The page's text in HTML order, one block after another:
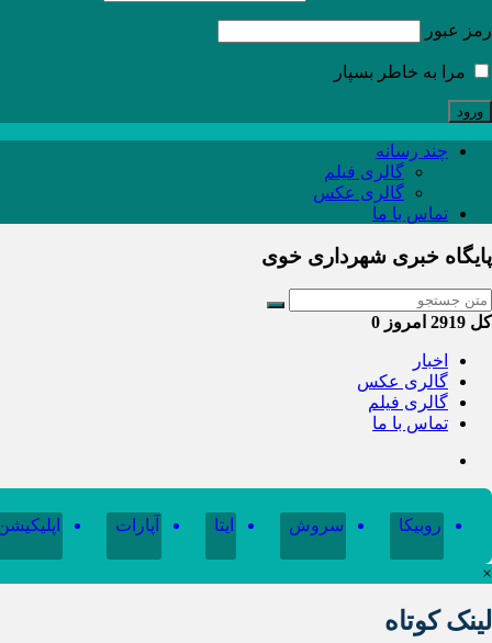
رمز عبور
مرا به خاطر بسپار
چند رسانه
گالری فیلم
گالری عکس
تماس با ما
پایگاه خبری شهرداری خوی
کل امروز 0
اخبار
گالری عکس
گالری فیلم
تماس با ما
روبیکا سروش ایتا آپارات
×
لینک کوتاه